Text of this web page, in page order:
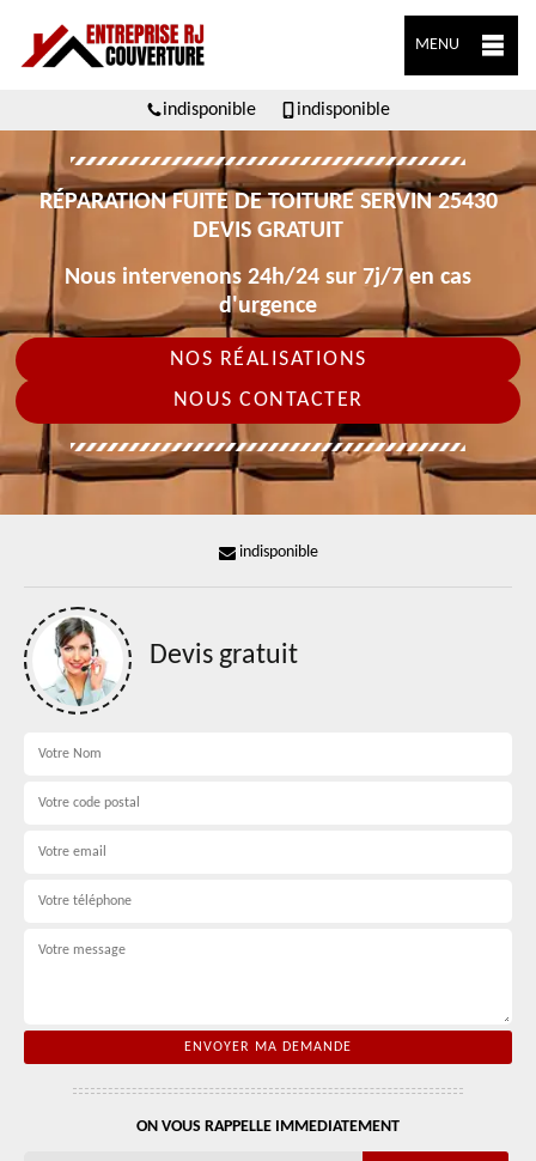
MENU
indisponible indisponible
RÉPARATION FUITE DE TOITURE SERVIN 25430
DEVIS GRATUIT
Nous intervenons 24h/24 sur 7j/7 en cas
d'urgence
NOS RÉALISATIONS
NOUS CONTACTER
indisponible
Devis gratuit
ON VOUS RAPPELLE IMMEDIATEMENT